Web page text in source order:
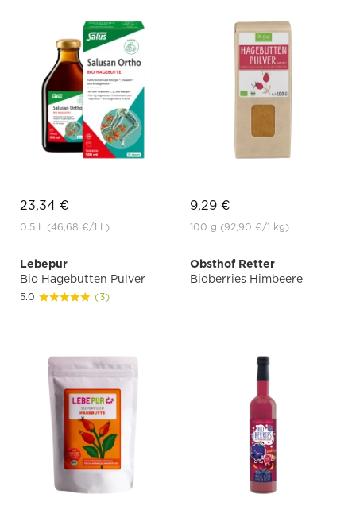
23,34 €
0.5 L (46,68 €/1 L)
9,29 €
100 g (92,90 €/1 kg)
Lebepur
Bio Hagebutten Pulver
5.0 (3)
Obsthof Retter
Bioberries Himbeere